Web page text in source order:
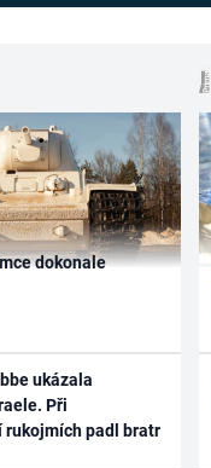
dokonale
ukázala
Při
rukojmích padl bratr